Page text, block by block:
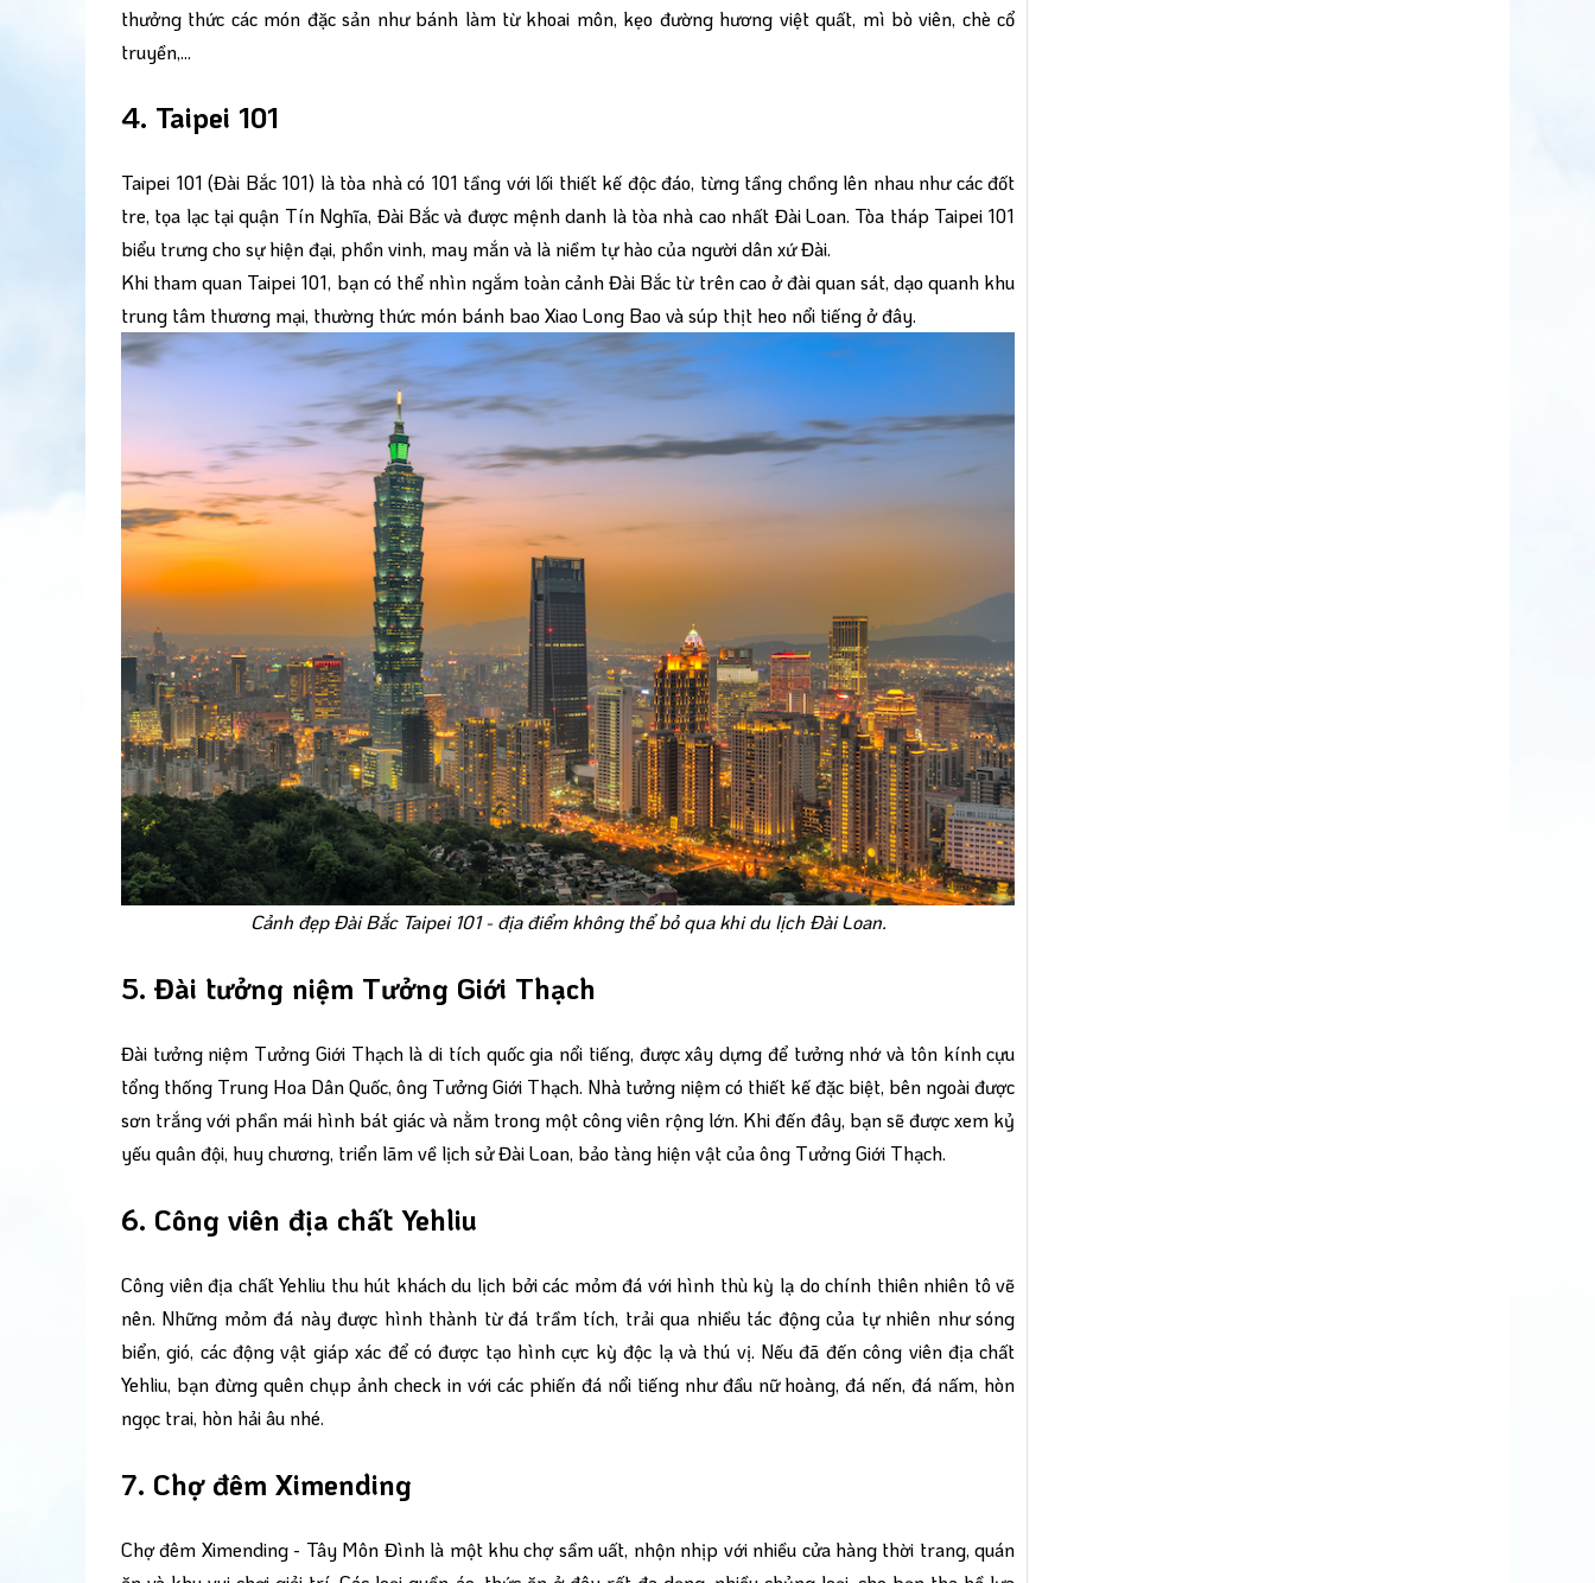
thưởng thức các món đặc sản như bánh làm từ khoai môn, kẹo đường hương việt quất, mì bò viên, chè cổ
truyền,...
4. Taipei 101
Taipei 101 (Đài Bắc 101) là tòa nhà có 101 tầng với lối thiết kế độc đáo, từng tầng chồng lên nhau như các đốt
tre, tọa lạc tại quận Tín Nghĩa, Đài Bắc và được mệnh danh là tòa nhà cao nhất Đài Loan. Tòa tháp Taipei 101
biểu trưng cho sự hiện đại, phồn vinh, may mắn và là niềm tự hào của người dân xứ Đài.
Khi tham quan Taipei 101, bạn có thể nhìn ngắm toàn cảnh Đài Bắc từ trên cao ở đài quan sát, dạo quanh khu
trung tâm thương mại, thường thức món bánh bao Xiao Long Bao và súp thịt heo nổi tiếng ở đây.
Cảnh đẹp Đài Bắc Taipei 101 - địa điểm không thể bỏ qua khi du lịch Đài Loan.
5. Đài tưởng niệm Tưởng Giới Thạch
Đài tưởng niệm Tưởng Giới Thạch là di tích quốc gia nổi tiếng, được xây dựng để tưởng nhớ và tôn kính cựu
tổng thống Trung Hoa Dân Quốc, ông Tưởng Giới Thạch. Nhà tưởng niệm có thiết kế đặc biệt, bên ngoài được
sơn trắng với phần mái hình bát giác và nằm trong một công viên rộng lớn. Khi đến đây, bạn sẽ được xem kỷ
yếu quân đội, huy chương, triển lãm về lịch sử Đài Loan, bảo tàng hiện vật của ông Tưởng Giới Thạch.
6. Công viên địa chất Yehliu
Công viên địa chất Yehliu thu hút khách du lịch bởi các mỏm đá với hình thù kỳ lạ do chính thiên nhiên tô vẽ
nên. Những mỏm đá này được hình thành từ đá trầm tích, trải qua nhiều tác động của tự nhiên như sóng
biển, gió, các động vật giáp xác để có được tạo hình cực kỳ độc lạ và thú vị. Nếu đã đến công viên địa chất
Yehliu, bạn đừng quên chụp ảnh check in với các phiến đá nổi tiếng như đầu nữ hoàng, đá nến, đá nấm, hòn
ngọc trai, hòn hải âu nhé.
7. Chợ đêm Ximending
Chợ đêm Ximending - Tây Môn Đình là một khu chợ sầm uất, nhộn nhịp với nhiều cửa hàng thời trang, quán